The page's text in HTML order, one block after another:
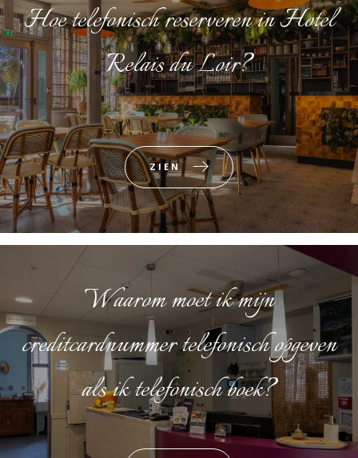
Hoe telefonisch reserveren in Hotel
Relais du Loir?
ZIEN
Waarom moet ik mijn
creditcardnummer telefonisch opgeven
als ik telefonisch boek?